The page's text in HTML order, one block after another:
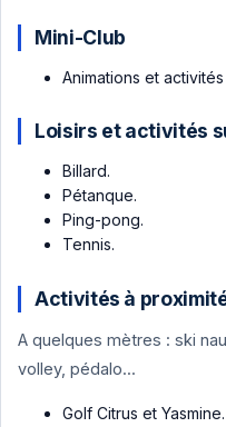
Mini-Club
Animations et
Loisirs et activités
Billard.
Pétanque.
Ping-pong.
Tennis.
Activités à
A quelques mètres : ski
volley, pédalo...
Golf Citrus et Yasmine.